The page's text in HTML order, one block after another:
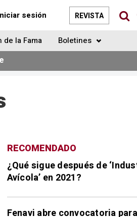
REVISTA
sesión
de la Fama Boletines
RECOMENDADO
¿Qué sigue después de
Avícola’ en 2021?
Fenavi abre convocatoria para